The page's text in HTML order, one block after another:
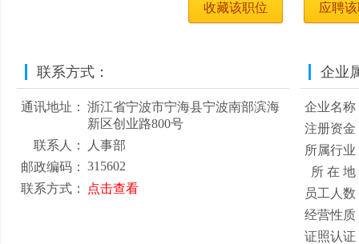
收藏该职位 应聘
联系方式：
通讯地址：
浙江省宁波市宁海县宁波南部滨海
新区创业路800号
联系人：
人事部
邮政编码：
315602
联系方式：
点击查看
企业
企业名称
注册资金
所属行业
所 在 地
员工人数
经营性质
证照认证